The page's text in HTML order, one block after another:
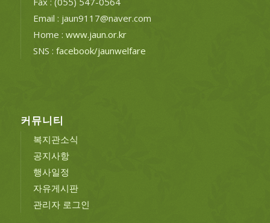
Email : jaun9117@naver.com
Home : www.jaun.or.kr
SNS : facebook/jaunwelfare
커뮤니티
복지관소식
공지사항
행사일정
자유게시판
관리자 로그인